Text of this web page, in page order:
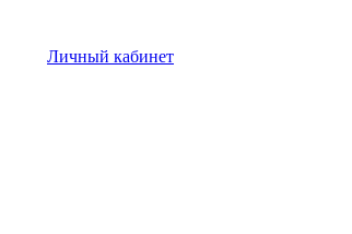
Личный кабинет